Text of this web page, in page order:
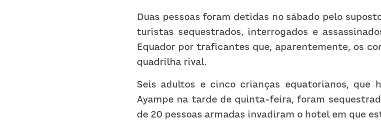
Duas pessoas foram detidas no sábado pelo
turistas sequestrados, interrogados e
Equador por traficantes que, aparentemente, os
quadrilha rival.
Seis adultos e cinco crianças equatorianos, que
Ayampe na tarde de quinta-feira, foram
de 20 pessoas armadas invadiram o hotel em que